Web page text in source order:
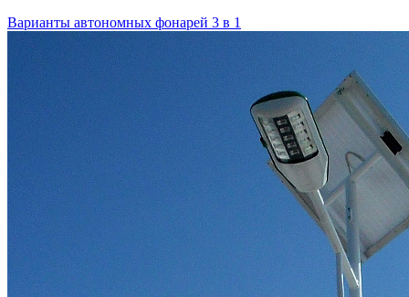
Варианты автономных фонарей 3 в 1